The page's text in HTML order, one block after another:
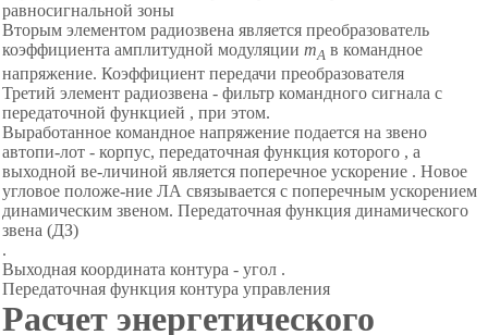
равносигнальной зоны
Вторым элементом радиозвена является преобразователь
коэффициента амплитудной модуляции mA в командное
напряжение. Коэффициент передачи преобразователя
Третий элемент радиозвена - фильтр командного сигнала с
передаточной функцией , при этом.
Выработанное командное напряжение подается на звено
автопи-лот - корпус, передаточная функция которого , а
выходной ве-личиной является поперечное ускорение . Новое
угловое положе-ние ЛА связывается с поперечным ускорением
динамическим звеном. Передаточная функция динамического
звена (ДЗ)
.
Выходная координата контура - угол .
Передаточная функция контура управления
Расчет энергетического